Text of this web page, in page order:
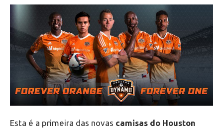
Esta é a primeira das novas camisas do Houston